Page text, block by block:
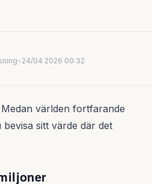
• 24/04 2026 00:32
Medan världen fortfarande
sitt värde där det